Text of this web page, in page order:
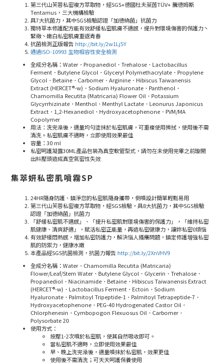
第三代山芙蓉私密複方萃取物，經SGS+德國杜夫萊茵TÜV+騰德姆斯
Tentamus ，三大機構檢驗
具7大抗菌力，其中SGS檢驗認證「加德納菌」抗菌力
獨特草本修護配方能有效舒緩私密肌膚不適感，提升對環境傷害的保護力丶
緊緻丶嫩白私密肌膚重返青春
抗菌檢測正版報告 http://bit.ly/2w1Lj5Y
通過ISO-10993 生物相容性安全檢測
全成分名稱：Water．Propanediol．Trehalose．Lactobacillus
Ferment．Butylene Glycol．Glyceryl Polymethacrylate．Propylene
Glycol．Betaine．Carbomer．Arginine．Hibiscus Taiwanensis
Extract (HERCET®-w)．Sodium Hyaluronate．Panthenol．
Chamomilla Recutita (Matricaria) Flower Oil．Potassium
Glycyrrhizinate．Menthol．Menthyl Lactate．Leonurus Japonicus
Extract．1,2-Hexanediol．Hydroxyacetophenone．PVM/MA
Copolymer
用法：洗完澡後，適量均勻塗抹於私密肌膚，可重複使用擦拭，使用後不需
清洗。私密肌膚不適時，立即使用效果最佳
容量：30 ml
私密呵護凝露30ML產品包裝為真空軟管型式，請勿在未使用完畢之前璇開
出料壓頭造成真空氣密性失效
集萃妍私密肌噴霧SP
24HR隨身防護、鎮淨您的私密肌隨身攜帶，倒噴設計簡單輕鬆易用
第三代山芙蓉私密複方萃取物，經SGS檢驗，具8大抗菌力，其中SGS檢驗
認證「加德納菌」抗菌力
「舒緩私密肌不適感」、「提升私密肌對環境傷害的保護力」，「維持私密
肌健康、清爽舒適」，賦活私密正能量，再造私密健康力，讓妳私密0煩惱
有效舒緩悶熱感，增加私密防護力，解決惱人搔癢問題，鎮定修護增強私密
肌的防禦力，健康水嫩
本產品經SGS抗菌檢測，抗菌力報告 http://bit.ly/2XnVHV9
全成分名稱：Water．Chamomilla Recutita (Matricaria)
Flower/Leaf/Stem Water．Butylene Glycol．Glycerin．Trehalose．
Propanediol．Niacinamide．Betaine．Hibiscus Taiwanensis Extract
(HERCET®-w)．Lactobacillus Ferment．Ectoin．Sodium
Hyaluronate．Palmitoyl Tripeptide-1．Palmitoyl Tetrapeptide-7．
Hydroxyacetophenone．PEG-40 Hydrogenated Castor Oil．
Chlorphenesin．Cymbopogon Flexuosus Oil．Carbomer．
Polysorbate 20
使用方式：
按壓1-2次噴於私密肌，使其自然吸收即可。
當私密肌不適時，立即使用效果最佳
早、晚上洗完澡後，適量噴抹於私密肌，效果更佳
使用後不需清洗；可天天呵護保養使用